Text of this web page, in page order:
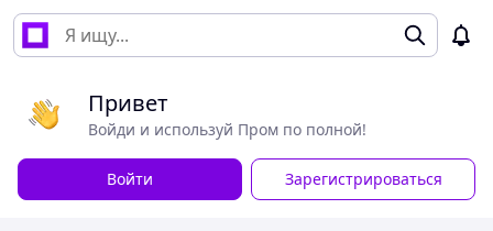
Привет
Войди и используй Пром по полной!
Войти Зарегистрироваться